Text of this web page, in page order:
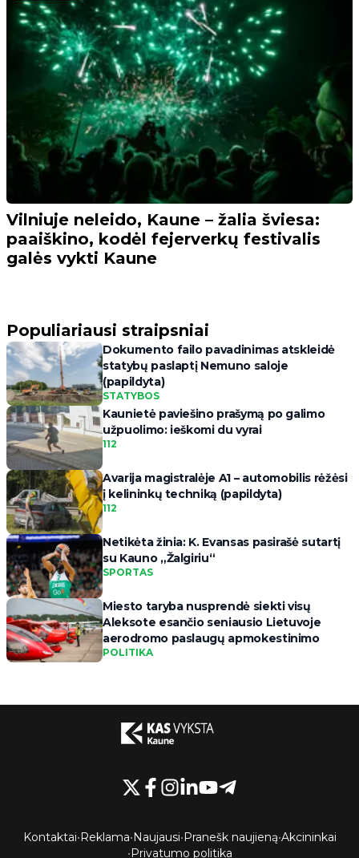
Vilniuje neleido, Kaune – žalia šviesa:
paaiškino, kodėl fejerverkų festivalis
galės vykti Kaune
Populiariausi straipsniai
Dokumento failo pavadinimas atskleidė
statybų paslaptį Nemuno saloje
(papildyta)
STATYBOS
Kaunietė paviešino prašymą po galimo
užpuolimo: ieškomi du vyrai
112
Avarija magistralėje A1 – automobilis rėžėsi
į kelininkų techniką (papildyta)
112
Netikėta žinia: K. Evansas pasirašė sutartį
su Kauno „Žalgiriu“
SPORTAS
Miesto taryba nusprendė siekti visų
Aleksote esančio seniausio Lietuvoje
aerodromo paslaugų apmokestinimo
POLITIKA
Kontaktai•Reklama•Naujausi•Pranešk naujieną•Akcininkai
•Privatumo politika